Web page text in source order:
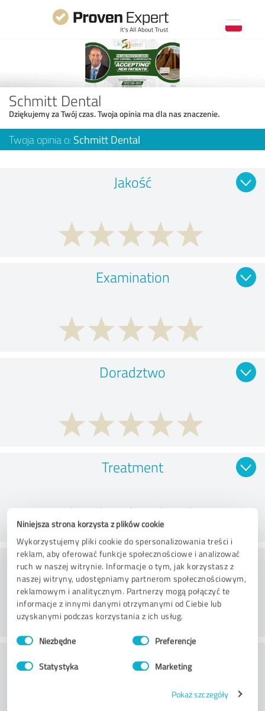
Niniejsza strona korzysta z plików cookie
Wykorzystujemy pliki cookie do spersonalizowania treści i
reklam, aby oferować funkcje społecznościowe i analizować
ruch w naszej witrynie. Informacje o tym, jak korzystasz z
naszej witryny, udostępniamy partnerom społecznościowym,
reklamowym i analitycznym. Partnerzy mogą połączyć te
informacje z innymi danymi otrzymanymi od Ciebie lub
uzyskanymi podczas korzystania z ich usług.
Wybór
zgody Niezbędne Preferencje
Statystyka Marketing
Pokaż szczegóły
Schmitt Dental
Dziękujemy za Twój czas. Twoja opinia ma dla nas znaczenie.
Twoja opinia o: Schmitt Dental
Jakość
Examination
Doradztwo
Treatment
Practice
Service